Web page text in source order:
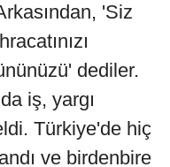
'Siz
dediler.
iş, yargı
Türkiye'de hiç
ve birdenbire